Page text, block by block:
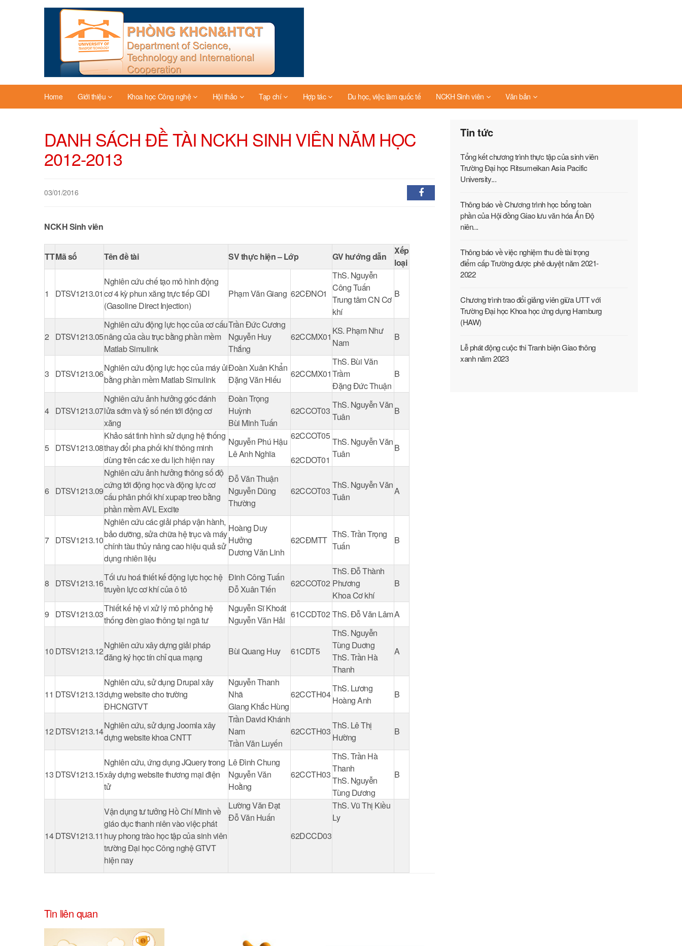
Home Giới thiệu Khoa học Công nghệ Hội thảo Tạp chí Hợp tác Du học, việc làm quốc tế NCKH Sinh viên Văn bản
DANH SÁCH ĐỀ TÀI NCKH SINH VIÊN NĂM HỌC
2012-2013
03/01/2016
NCKH Sinh viên
TTMã số Tên đề tài SV thực hiện – Lớp GV hướng dẫn
Xếp
loại
1 DTSV1213.01
Nghiên cứu chế tạo mô hình động
cơ 4 kỳ phun xăng trực tiếp GDI
(Gasoline Direct Injection)
Phạm Văn Giang 62CĐNO1
ThS. Nguyễn
Công Tuấn
Trung tâm CN Cơ
khí
B
2 DTSV1213.05
Nghiên cứu động lực học của cơ cấu
nâng của cầu trục bằng phần mềm
Matlab Simulink
Trần Đức Cương
Nguyễn Huy
Thắng
62CCMX01
KS. Phạm Như
Nam
B
3 DTSV1213.06
Nghiên cứu động lực học của máy ủi
bằng phần mềm Matlab Simulink
Đoàn Xuân Khẩn
Đặng Văn Hiếu
62CCMX01
ThS. Bùi Văn
Trầm
Đặng Đức Thuận
B
4 DTSV1213.07
Nghiên cứu ảnh hưởng góc đánh
lửa sớm và tỷ số nén tới động cơ
xăng
Đoàn Trọng
Huỳnh
Bùi Minh Tuấn
62CCOT03
ThS. Nguyễn Văn
Tuân
B
5 DTSV1213.08
Khảo sát tình hình sử dụng hệ thống
thay đổi pha phối khí thông minh
dùng trên các xe du lịch hiện nay
Nguyễn Phú Hậu
Lê Anh Nghĩa
62CCOT05
62CDOT01
ThS. Nguyễn Văn
Tuân
B
6 DTSV1213.09
Nghiên cứu ảnh hưởng thông số độ
cứng tới động học và động lực cơ
cấu phân phối khí xupap treo bằng
phần mềm AVL Excite
Đỗ Văn Thuận
Nguyễn Dũng
Thường
62CCOT03
ThS. Nguyễn Văn
Tuân
A
7 DTSV1213.10
Nghiên cứu các giải pháp vận hành,
bảo dưỡng, sửa chữa hệ trục và máy
chính tàu thủy nâng cao hiệu quả sử
dụng nhiên liệu
Hoàng Duy
Hưởng
Dương Văn Linh
62CĐMTT
ThS. Trần Trọng
Tuấn
B
8 DTSV1213.16
Tối ưu hoá thiết kế động lực học hệ
truyền lực cơ khí của ô tô
Đinh Công Tuấn
Đỗ Xuân Tiến
62CCOT02
ThS. Đỗ Thành
Phương
Khoa Cơ khí
B
9 DTSV1213.03
Thiết kế hệ vi xử lý mô phỏng hệ
thống đèn giao thông tại ngã tư
Nguyễn Sĩ Khoát
Nguyễn Văn Hải
61CCDT02 ThS. Đỗ Văn LâmA
10 DTSV1213.12
Nghiên cứu xây dựng giải pháp
đăng ký học tín chỉ qua mạng
Bùi Quang Huy 61CDT5
ThS. Nguyễn
Tùng Duơng
ThS. Trần Hà
Thanh
A
11 DTSV1213.13
Nghiên cứu, sử dụng Drupal xây
dựng website cho trường
ĐHCNGTVT
Nguyễn Thanh
Nhã
Giang Khắc Hùng
62CCTH04
ThS. Lương
Hoàng Anh
B
12 DTSV1213.14
Nghiên cứu, sử dụng Joomla xây
dựng website khoa CNTT
Trần David Khánh
Nam
Trần Văn Luyến
62CCTH03
ThS. Lê Thị
Hường
B
13 DTSV1213.15
Nghiên cứu, ứng dụng JQuery trong
xây dựng website thương mại điện
tử
Lê Đình Chung
Nguyễn Văn
Hoằng
62CCTH03
ThS. Trần Hà
Thanh
ThS. Nguyễn
Tùng Dương
B
14 DTSV1213.11
Vận dụng tư tưởng Hồ Chí Minh về
giáo dục thanh niên vào việc phát
huy phong trào học tập của sinh viên
trường Đại học Công nghệ GTVT
hiện nay
Lường Văn Đạt
Đỗ Văn Huấn
62DCCD03
ThS. Vũ Thị Kiều
Ly
Tin liên quan
Tin tức
Tổng kết chương trình thực tập của sinh viên
Trường Đại học Ritsumeikan Asia Pacific
University...
Thông báo về Chương trình học bổng toàn
phần của Hội đồng Giao lưu văn hóa Ấn Độ
niên...
Thông báo về việc nghiệm thu đề tài trọng
điểm cấp Trường được phê duyệt năm 2021-
2022
Chương trình trao đổi giảng viên giữa UTT với
Trường Đại học Khoa học ứng dụng Hamburg
(HAW)
Lễ phát động cuộc thi Tranh biện Giao thông
xanh năm 2023